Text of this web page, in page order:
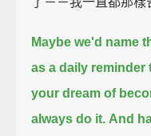
Maybe we'd name
as a daily reminder
your dream of
always do it. And